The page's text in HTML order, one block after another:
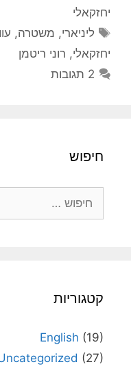
יחזקאלי
תגיות
ליניארי, משטרה,
יחזקאלי, רוני ריטמן
2 תגובות
חיפוש
קטגוריות
English (19)
(27)